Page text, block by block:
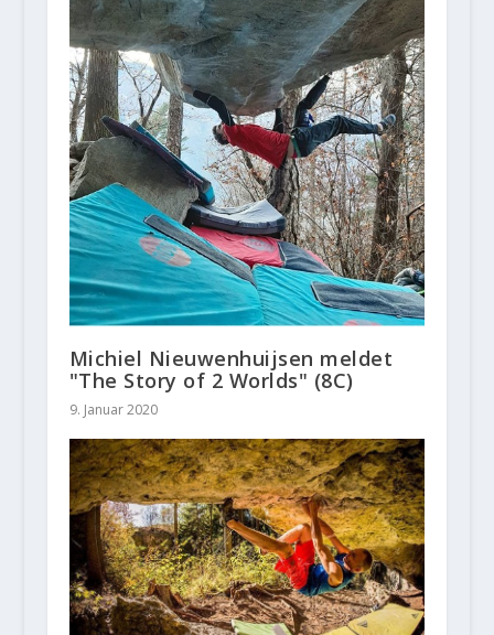
Michiel Nieuwenhuijsen meldet
"The Story of 2 Worlds" (8C)
9. Januar 2020